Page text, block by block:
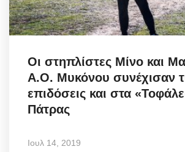
Οι στηπλίστες Μίνο και
Α.Ο. Μυκόνου συνέχισαν
επιδόσεις και στα
Πάτρας
Ιουλ 14, 2019